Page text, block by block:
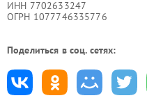
ИНН 7702633247
ОГРН 1077746335776
Поделиться в соц. сетях: